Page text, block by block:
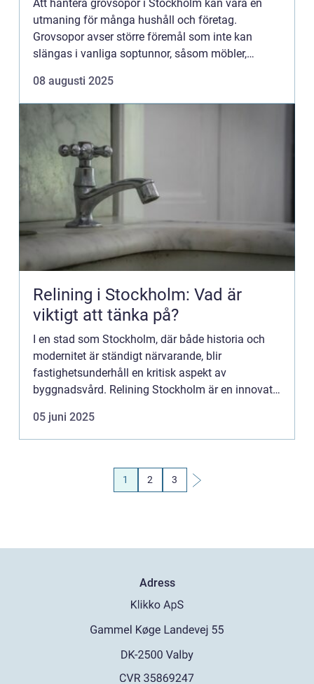
Att hantera grovsopor i Stockholm kan vara en
utmaning för många hushåll och företag.
Grovsopor avser större föremål som inte kan
slängas i vanliga soptunnor, såsom möbler,
08 augusti 2025
Relining i Stockholm: Vad är
viktigt att tänka på?
I en stad som Stockholm, där både historia och
modernitet är ständigt närvarande, blir
fastighetsunderhåll en kritisk aspekt av
byggnadsvård. Relining Stockholm är en innovativ
05 juni 2025
1 2 3
Adress